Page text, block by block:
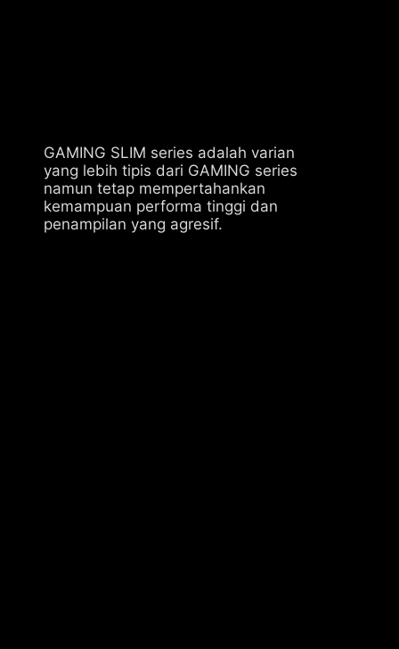
GAMING SLIM series adalah varian
yang lebih tipis dari GAMING series
namun tetap mempertahankan
kemampuan performa tinggi dan
penampilan yang agresif.